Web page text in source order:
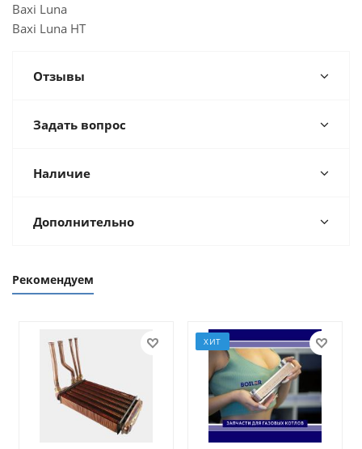
Baxi Luna
Baxi Luna HT
Отзывы
Задать вопрос
Наличие
Дополнительно
Рекомендуем
ХИТ